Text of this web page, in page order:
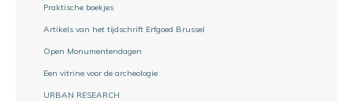
Praktische boekjes
Artikels van het tijdschrift Erfgoed Brussel
Open Monumentendagen
Een vitrine voor de archeologie
URBAN RESEARCH